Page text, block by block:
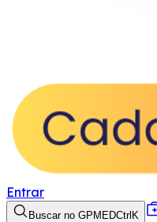
Entrar
Buscar no GPMEDCtrl K